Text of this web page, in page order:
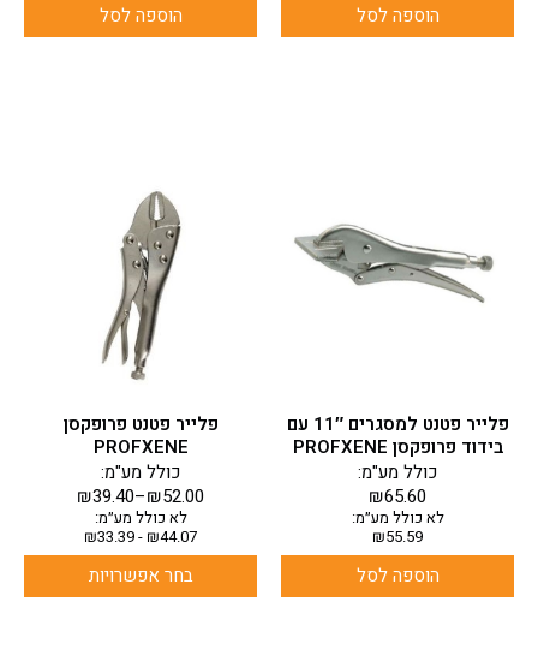
הוספה לסל הוספה לסל
פלייר פטנט למסגרים 11″ עם
בידוד פרופקסן PROFXENE
₪65.60
כולל מע"מ:
לא כולל מע״מ:
₪55.59
הוספה לסל
פלייר פטנט פרופקסן
PROFXENE
₪39.40–₪52.00
כולל מע"מ:
לא כולל מע״מ:
₪44.07
-
₪33.39
בחר אפשרויות
זה
יש
מספר
סוגים.
ניתן
לבחור
את
האפשרויות
המוצר